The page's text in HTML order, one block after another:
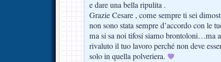
e dare una bella ripulita .
Grazie Cesare , come sempre ti sei
non sono stata sempre d’accordo con le
ma si sa noi tifosi siamo brontoloni…ma
rivaluto il tuo lavoro perché non deve
solo in quella polveriera.